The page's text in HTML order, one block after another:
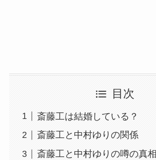
目次
斎藤工は結婚している？
斎藤工と中村ゆりの関係
斎藤工と中村ゆりの噂の真相